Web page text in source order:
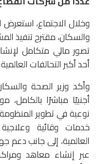
وخلال الاجتماع، استعرض
والسكان، مقترح تنفيذ
تصور مالي متكامل
أحد أكبر التحالفات
وأكد وزير الصحة
أجنبيًا مباشرًا
نوعية في تطوير
خدمات وقائية
العالمية، إلى جانب دعم
عبر إنشاء معاهد